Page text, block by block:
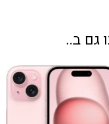
גם ב..